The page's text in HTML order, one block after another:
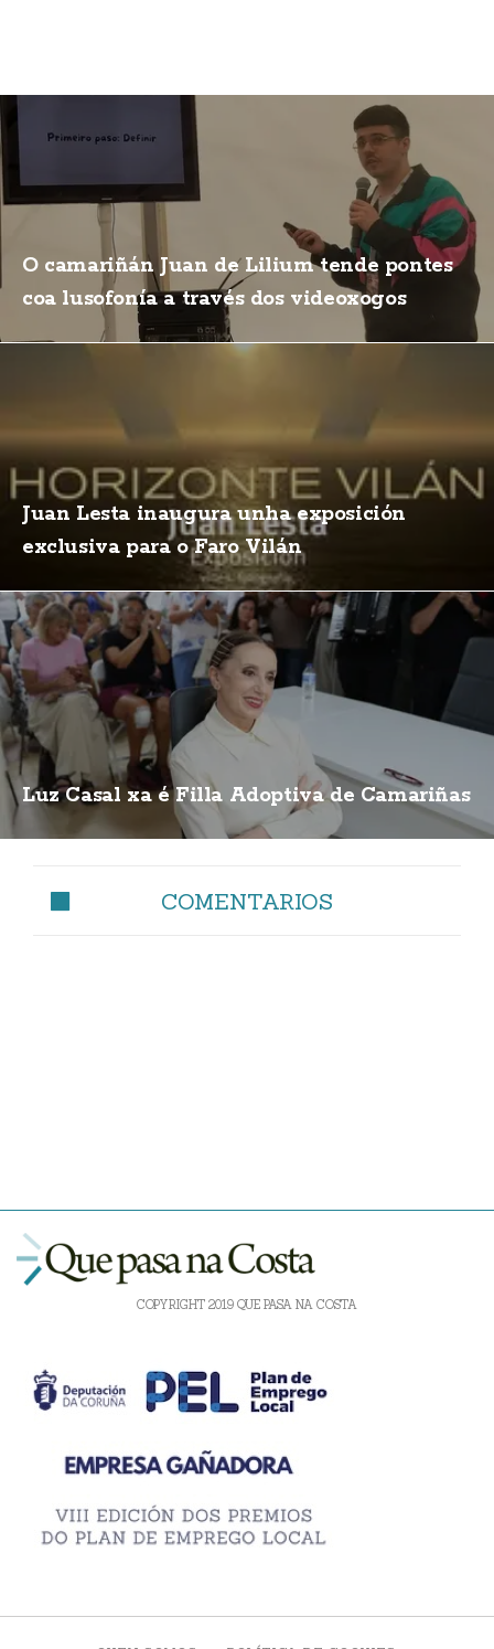
O camariñán Juan de Lilium tende pontes
coa lusofonía a través dos videoxogos
Juan Lesta inaugura unha exposición
exclusiva para o Faro Vilán
Luz Casal xa é Filla Adoptiva de Camariñas
COMENTARIOS
COPYRIGHT 2019 QUE PASA NA COSTA